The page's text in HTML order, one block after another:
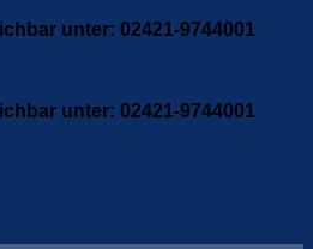
unter: 02421-9744001
unter: 02421-9744001